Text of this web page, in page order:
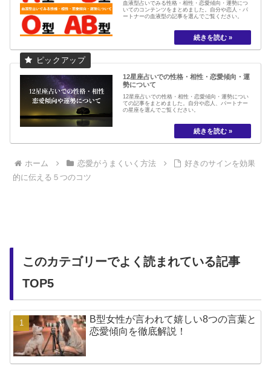
血液型占いでみる性格・相性・恋愛傾向・運勢につ
いてのコンテンツをまとめました。自分や恋人・パ
ートナーの血液型の記事を選んでご覧ください。
12星座占いでの性格・相性・恋愛傾向・運
勢について
12星座占いでの性格・相性・恋愛傾向・運勢につい
ての記事をまとめました。自分や恋人、パートナー
の星座を選んでご覧ください。
ホーム 恋愛がうまくいく方法
好きのサインを効果
的に伝える５つのコツ
このカテゴリーでよく読まれている記事
TOP5
B型女性が言われて嬉しい8つの言葉と
恋愛傾向を徹底解説！